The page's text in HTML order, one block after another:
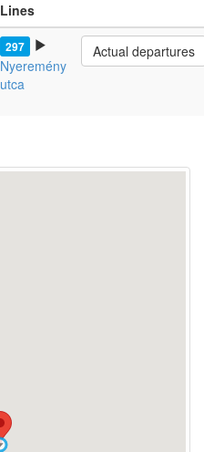
Lines
297
Nyeremény
utca
Actual departures